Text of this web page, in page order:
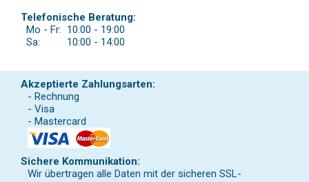
Telefonische Beratung:
Mo - Fr: 10:00 - 19:00
Sa:
10:00 - 14:00
Akzeptierte Zahlungsarten:
- Rechnung
- Visa
- Mastercard
Sichere Kommunikation:
Wir übertragen alle Daten mit der sicheren SSL-